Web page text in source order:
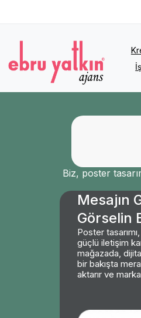
Biz, poster
Mesajın
Görselin
Poster
güçlü iletişim
mağazada,
bir bakışta
aktarır ve